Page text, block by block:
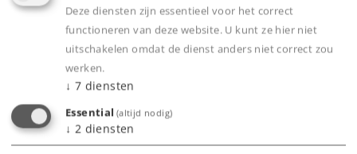
verschenen artikelen 29474, 43573 en 94527.
Product
Deze diensten zijn essentieel voor het correct
functioneren van deze website. U kunt ze hier niet
uitschakelen omdat de dienst anders niet correct zou
werken.
↓ 7 diensten
Essential (altijd nodig)
↓ 2 diensten